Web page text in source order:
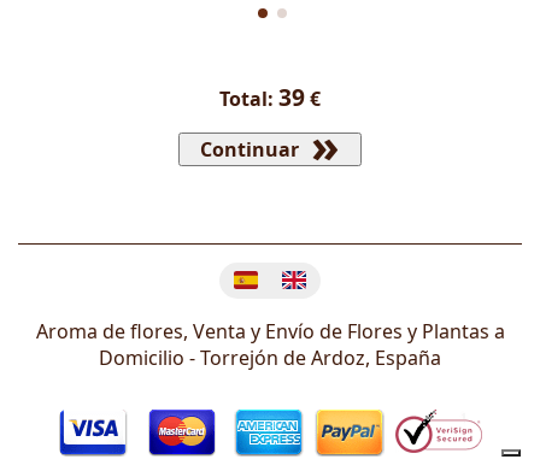
Total: 39€
Continuar
Aroma de flores, Venta y Envío de Flores y Plantas a
Domicilio -Torrejón de Ardoz, España